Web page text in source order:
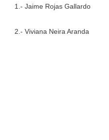
1.- Jaime Rojas Gallardo
2.- Viviana Neira Aranda